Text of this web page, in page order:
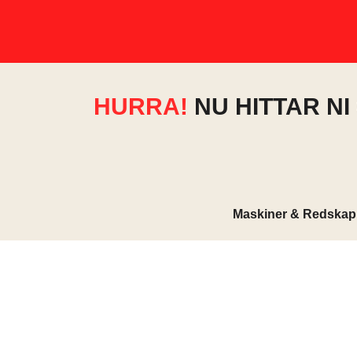
HURRA! NU HITTAR
Maskiner & Redskap